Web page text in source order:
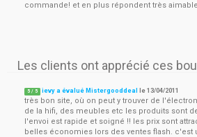
commande! et en plus répondent très
Les clients ont apprécié ces
5 / 5 ievy a évalué Mistergooddeal le13/04/2011
très bon site, où on peut y trouver de
de la hifi, des meubles etc les produits sont
l'envoi est rapide et soigné !! les prix sont
belles économies lors des ventes flash. c'est